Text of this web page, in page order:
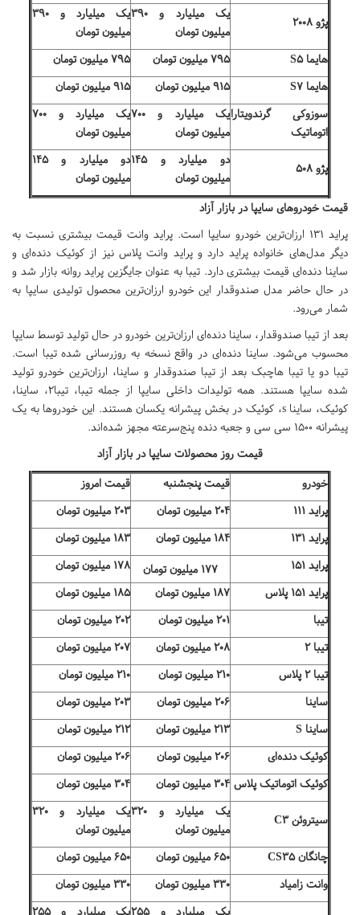
پژو ۲۰۰۸
یک میلیارد و ۳۹۰
میلیون تومان
یک میلیارد و ۳۹۰
میلیون تومان
هایما S۵
۷۹۵ میلیون تومان
۷۹۵ میلیون تومان
هایما S۷
۹۱۵ میلیون تومان
۹۱۵ میلیون تومان
سوزوکی گرندویتارا
اتوماتیک
یک میلیارد و ۷۰۰
میلیون تومان
یک میلیارد و ۷۰۰
میلیون تومان
پژو ۵۰۸
دو میلیارد و ۱۴۵
میلیون تومان
دو میلیارد و ۱۴۵
میلیون تومان
قیمت خودروهای سایپا در بازار آزاد
پراید ۱۳۱ ارزان‌ترین خودرو سایپا است. پراید وانت قیمت بیشتری نسبت به
دیگر مدل‌های خانواده پراید دارد و پراید وانت پلاس نیز از کوئیک دنده‌ای و
ساینا دنده‌ای قیمت بیشتری دارد. تیبا به عنوان جایگزین پراید روانه بازار شد و
در حال حاضر مدل صندوقدار این خودرو ارزان‌ترین محصول تولیدی سایپا به
شمار می‌رود.
بعد از تیبا صندوقدار، ساینا دنده‌ای ارزان‌ترین خودرو در حال تولید توسط سایپا
محسوب می‌شود. ساینا دنده‌ای در واقع نسخه به روزرسانی شده تیبا است.
تیبا دو یا تیبا هاچبک بعد از تیبا صندوقدار و ساینا، ارزان‌ترین خودرو تولید
شده سایپا هستند. همه تولیدات داخلی سایپا از جمله تیبا، تیبا۲، ساینا،
کوئیک، ساینا s، کوئیک در بخش پیشرانه یکسان هستند. این خودروها به یک
پیشرانه ۱۵۰۰ سی سی و جعبه‌ دنده پنج‌سرعته مجهز شده‌اند.
قیمت روز محصولات سایپا در بازار آزاد
خودرو
قیمت پنجشنبه
قیمت امروز
پراید ۱۱۱
۲۰۴ میلیون تومان
۲۰۳ میلیون تومان
پراید ۱۳۱
۱۸۴ میلیون تومان
۱۸۳ میلیون تومان
پراید ۱۵۱
۱۷۷ میلیون تومان
۱۷۸ میلیون تومان
پراید ۱۵۱ پلاس
۱۸۷ میلیون تومان
۱۸۵ میلیون تومان
تیبا
۲۰۱ میلیون تومان
۲۰۲ میلیون تومان
تیبا ۲
۲۰۸ میلیون تومان
۲۰۷ میلیون تومان
تیبا ۲ پلاس
۲۱۰ میلیون تومان
۲۱۰ میلیون تومان
ساینا
۲۰۶ میلیون تومان
۲۰۳ میلیون تومان
ساینا S
۲۱۳ میلیون تومان
۲۱۲ میلیون تومان
کوئیک دنده‌ای
۲۰۶ میلیون تومان
۲۰۶ میلیون تومان
کوئیک اتوماتیک پلاس ۳۰۴ میلیون تومان ۳۰۴ میلیون تومان
سیتروئن C۳
یک میلیارد و ۳۲۰
میلیون تومان
یک میلیارد و ۳۲۰
میلیون تومان
چانگان CS۳۵
۶۵۰ میلیون تومان
۶۵۰ میلیون تومان
وانت زامیاد
۳۳۰ میلیون تومان ۳۳۰ میلیون تومان
یک میلیارد و ۲۵۵ یک میلیارد و ۲۵۵